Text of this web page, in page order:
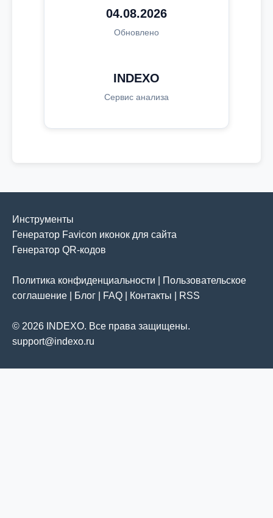
04.08.2026
Обновлено
INDEXO
Сервис анализа
Инструменты
Генератор Favicon иконок для сайта
Генератор QR-кодов
Политика конфиденциальности
Пользовательское
соглашение
Блог FAQ Контакты RSS
© 2026 INDEXO. Все права защищены.
support@indexo.ru